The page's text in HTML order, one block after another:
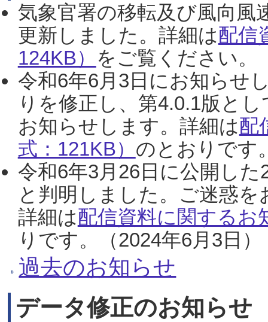
気象官署の移転及び風向風
更新しました。詳細は配信
124KB） をご覧ください。
令和6年6月3日にお知らせ
りを修正し、第4.0.1版と
お知らせします。詳細は配
式：121KB） のとおりです
令和6年3月26日に公開し
と判明しました。ご迷惑
詳細は配信資料に関するお
りです。（2024年6月3日）
過去のお知らせ
データ修正のお知らせ